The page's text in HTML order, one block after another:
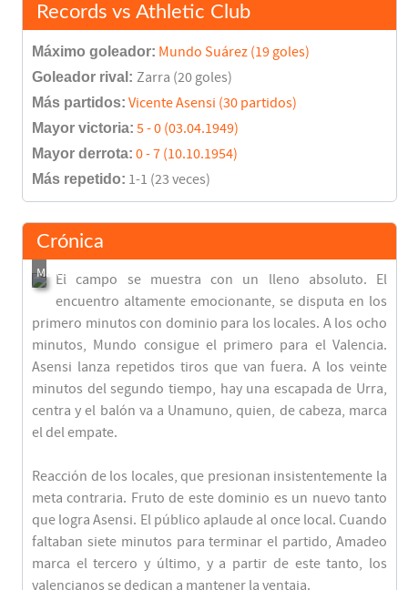
Records vs Athletic Club
Máximo goleador: Mundo Suárez (19 goles)
Goleador rival: Zarra (20 goles)
Más partidos: Vicente Asensi (30 partidos)
Mayor victoria: 5 - 0 (03.04.1949)
Mayor derrota: 0 - 7 (10.10.1954)
Más repetido: 1-1 (23 veces)
Crónica
El campo se muestra con un lleno absoluto. El
encuentro altamente emocionante, se disputa en los
primero minutos con dominio para los locales. A los ocho
minutos, Mundo consigue el primero para el Valencia.
Asensi lanza repetidos tiros que van fuera. A los veinte
minutos del segundo tiempo, hay una escapada de Urra,
centra y el balón va a Unamuno, quien, de cabeza, marca
el del empate.
Reacción de los locales, que presionan insistentemente la
meta contraria. Fruto de este dominio es un nuevo tanto
que logra Asensi. El público aplaude al once local. Cuando
faltaban siete minutos para terminar el partido, Amadeo
marca el tercero y último, y a partir de este tanto, los
valencianos se dedican a mantener la ventaja.